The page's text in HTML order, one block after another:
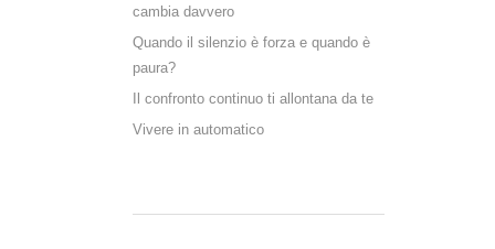
cambia davvero
Quando il silenzio è forza e quando è
paura?
Il confronto continuo ti allontana da te
Vivere in automatico